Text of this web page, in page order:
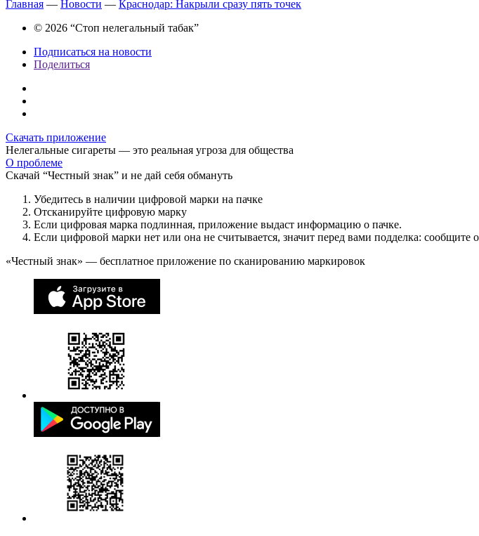
Главная — Новости — Краснодар: Накрыли сразу пять точек
© 2026 “Стоп нелегальный табак”
Подписаться на новости
Поделиться
Скачать приложение
Нелегальные сигареты — это реальная угроза для общества
О проблеме
Скачай “Честный знак” и не дай себя обмануть
Убедитесь в наличии цифровой марки на пачке
Отсканируйте цифровую марку
Если цифровая марка подлинная, приложение выдаст информацию о пачке.
Если цифровой марки нет или она не считывается, значит перед вами подделка: сообщите
«Честный знак» — бесплатное приложение по сканированию маркировок